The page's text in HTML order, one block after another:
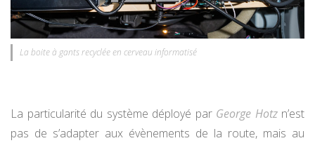
La boite à gants recyclée en cerveau informatisé
La particularité du système déployé par George Hotzn’est
pas de s’adapter aux évènements de la route, mais au